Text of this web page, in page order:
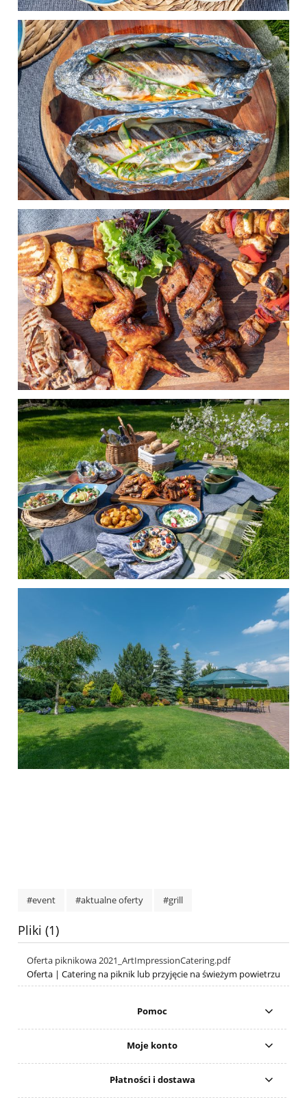
#event #aktualne oferty #grill
Pliki (1)
Oferta piknikowa 2021_ArtImpressionCatering.pdf
Oferta | Catering na piknik lub przyjęcie na świeżym powietrzu
Pomoc
Moje konto
Płatności i dostawa